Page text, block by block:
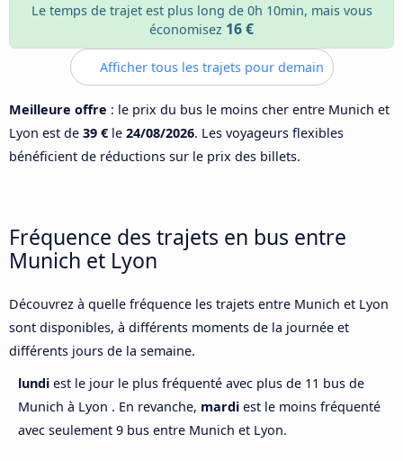
Le temps de trajet est plus long de 0h 10min, mais vous
économisez 16 €
Afficher tous les trajets pour demain
Meilleure offre : le prix du bus le moins cher entre Munich et
Lyon est de 39 € le 24/08/2026. Les voyageurs flexibles
bénéficient de réductions sur le prix des billets.
Fréquence des trajets en bus entre
Munich et Lyon
Découvrez à quelle fréquence les trajets entre Munich et Lyon
sont disponibles, à différents moments de la journée et
différents jours de la semaine.
lundi est le jour le plus fréquenté avec plus de 11 bus de
Munich à Lyon . En revanche, mardi est le moins fréquenté
avec seulement 9 bus entre Munich et Lyon.